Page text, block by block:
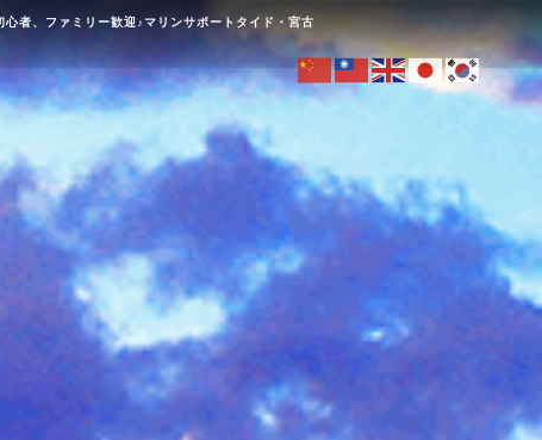
者、ファミリー歓迎♪マリンサポートタイド・宮古